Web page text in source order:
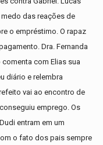
das reações de
o empréstimo. O rapaz
Dra. Fernanda
com Elias sua
diário e relembra
vai ao encontro de
emprego. Os
entram em um
o fato dos pais sempre